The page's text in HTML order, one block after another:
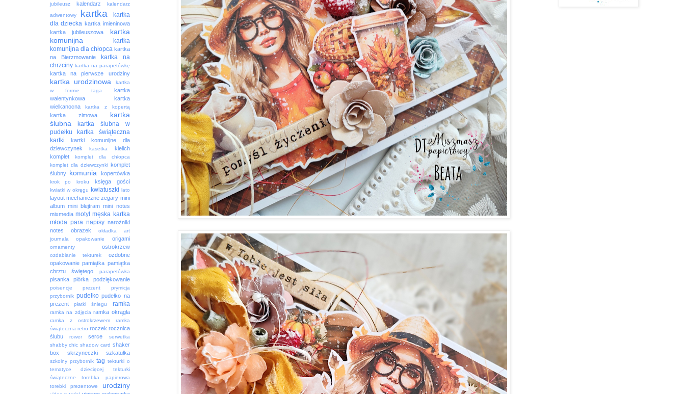
jubileusz
kalendarz
kalendarz
adwentowy
kartka
kartka
dla dziecka kartka imieninowa
kartka jubileuszowa
kartka
komunijna
kartka
komunijna dla chłopca kartka
na Bierzmowanie
kartka na
chrzciny kartka na parapetówkę
kartka na pierwsze urodziny
kartka urodzinowa
kartka
w formie taga
kartka
walentynkowa
kartka
wielkanocna
kartka z kopertą
kartka zimowa
kartka
ślubna
kartka ślubna w
pudełku
kartka świąteczna
kartki
kartki komunijne dla
dziewczynek
kasetka
kielich
komplet
komplet dla chłopca
komplet dla dziewczynki komplet
ślubny
komunia kopertówka
krok po kroku księga gości
kwiatki w okręgu kwiatuszki lato
layout mechaniczne zegary mini
album mini blejtram mini notes
mixmedia motyl męska kartka
młoda para napisy narożniki
notes
obrazek
okładka art
journala
opakowanie origami
ornamenty ostrokrzew
ozdabianie tekturek
ozdobne
opakowanie pamiątka pamiątka
chrztu świętego
parapetówka
pisanka piórka podziękowanie
poisencje prezent
prymicja
przybornik pudełko pudełko na
prezent
płatki śniegu ramka
ramka na zdjęcia ramka okrągła
ramka z ostrokrzewem
ramka
świąteczna retro roczek rocznica
ślubu
rower serce
serwetka
shabby chic shadow card shaker
box
skrzyneczki szkatułka
szkolny przybornik tag tekturki o
tematyce dziecięcej
tekturki
świąteczne
torebka papierowa
torebki prezentowe
urodziny